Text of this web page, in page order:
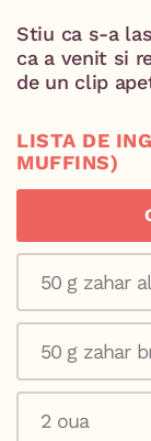
Stiu ca s-a
ca a venit si
de un clip
LISTA DE
MUFFINS)
50 g zahar
50 g zahar
2 oua⁣